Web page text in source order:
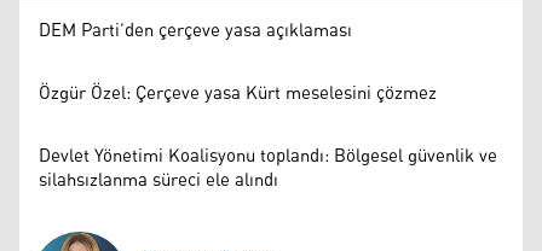
DEM Parti’den çerçeve yasa açıklaması
Özgür Özel: Çerçeve yasa Kürt meselesini çözmez
Devlet Yönetimi Koalisyonu toplandı: Bölgesel güvenlik ve
silahsızlanma süreci ele alındı